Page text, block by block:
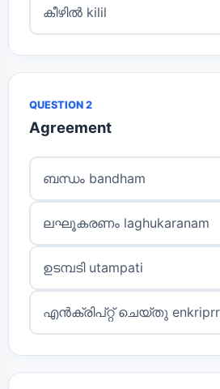
കീഴിൽ kilil
QUESTION 2
Agreement
ബന്ധം bandham
ലഘൂകരണം laghukaranam
ഉടമ്പടി utampati
എൻക്രിപ്റ്റ് ചെയ്തു enkriprr